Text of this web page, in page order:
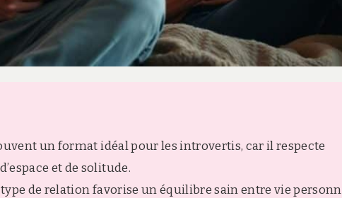
un format idéal pour les introvertis, car il respecte
et de solitude.
de relation favorise un équilibre sain entre vie